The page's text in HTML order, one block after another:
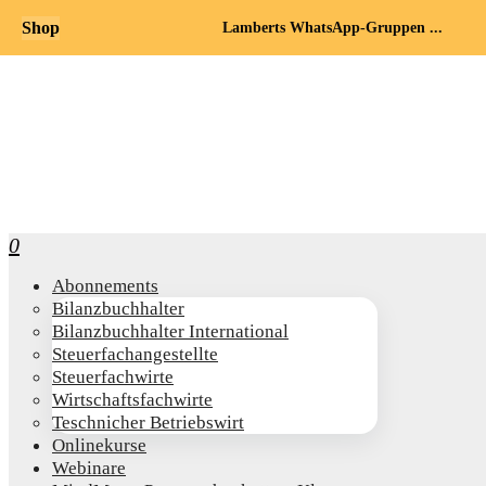
0
Abon­ne­ments
Bilanz­buch­hal­ter
Bilanz­buch­hal­ter International
Steu­er­fach­an­ge­stell­te
Steu­er­fach­wir­te
Wirt­schafts­fach­wir­te
Teschni­cher Betriebswirt
Online­kur­se
Web­i­na­re
Shop Lamberts WhatsApp-Gruppen ...